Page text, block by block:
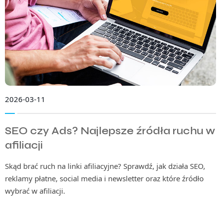
2026-03-11
SEO czy Ads? Najlepsze źródła ruchu w
afiliacji
Skąd brać ruch na linki afiliacyjne? Sprawdź, jak działa SEO,
reklamy płatne, social media i newsletter oraz które źródło
wybrać w afiliacji.